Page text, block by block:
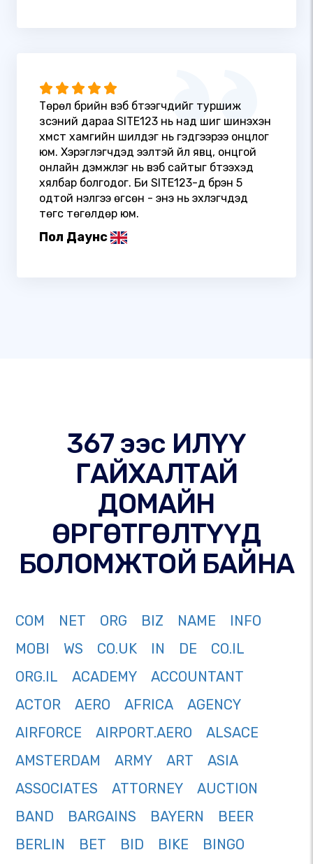
Төрөл бүрийн вэб бүтээгчдийг туршиж
үзсэний дараа SITE123 нь над шиг шинэхэн
хүмүүст хамгийн шилдэг нь гэдгээрээ онцлог
юм. Хэрэглэгчдэд ээлтэй үйл явц, онцгой
онлайн дэмжлэг нь вэб сайтыг бүтээхэд
хялбар болгодог. Би SITE123-д бүрэн 5
одтой үнэлгээ өгсөн - энэ нь эхлэгчдэд
төгс төгөлдөр юм.
Пол Даунс
367 ээс ИЛҮҮ
ГАЙХАЛТАЙ
ДОМАЙН
ӨРГӨТГӨЛТҮҮД
БОЛОМЖТОЙ БАЙНА
COM NET ORG BIZ NAME
INFO
MOBI
WS CO.UK IN DE
CO.IL
ORG.IL
ACADEMY
ACCOUNTANT
ACTOR
AERO AFRICA
AGENCY
AIRFORCE
AIRPORT.AERO
ALSACE
AMSTERDAM
ARMY ART
ASIA
ASSOCIATES
ATTORNEY
AUCTION
BAND
BARGAINS BAYERN
BEER
BERLIN
BET BID BIKE
BINGO